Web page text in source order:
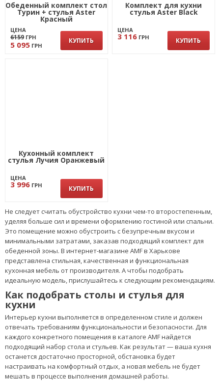
Обеденный комплект стол
Турин + стулья Aster
Красный
ЦЕНА
6159 ГРН
5 095 ГРН
КУПИТЬ
Комплект для кухни
стулья Aster Black
ЦЕНА
3 116 ГРН КУПИТЬ
Кухонный комплект
стулья Лучия Оранжевый
ЦЕНА
3 996 ГРН КУПИТЬ
Не следует считать обустройство кухни чем-то второстепенным,
уделяя больше сил и времени оформлению гостиной или спальни.
Это помещение можно обустроить с безупречным вкусом и
минимальными затратами, заказав подходящий комплект для
обеденной зоны. В интернет-магазине AMF в Харькове
представлена стильная, качественная и функциональная
кухонная мебель от производителя. А чтобы подобрать
идеальную модель, прислушайтесь к следующим рекомендациям.
Как подобрать столы и стулья для
кухни
Интерьер кухни выполняется в определенном стиле и должен
отвечать требованиям функциональности и безопасности. Для
каждого конкретного помещения в каталоге AMF найдется
подходящий набор стола и стульев. Как результат — ваша кухня
останется достаточно просторной, обстановка будет
настраивать на комфортный отдых, а новая мебель не будет
мешать в процессе выполнения домашней работы.